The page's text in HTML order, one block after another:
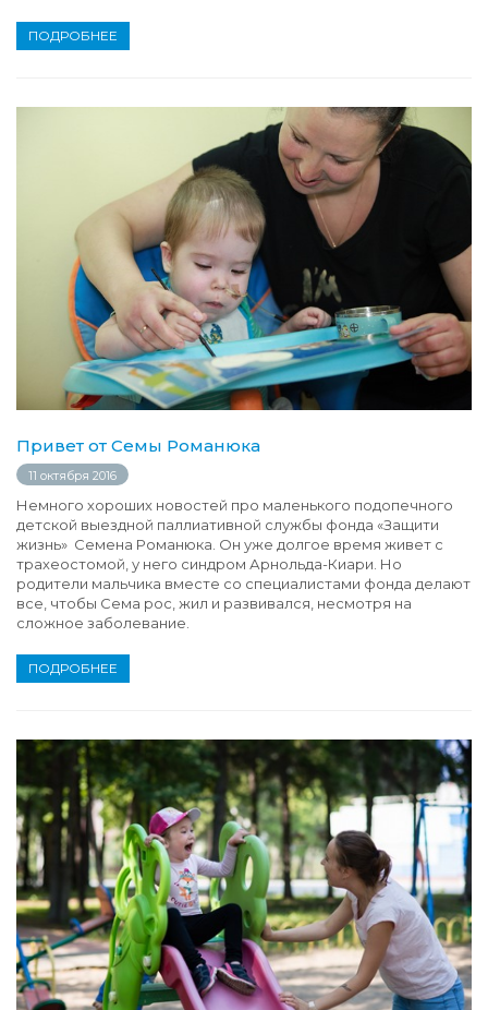
ПОДРОБНЕЕ
Привет от Семы Романюка
11 октября 2016
Немного хороших новостей про маленького подопечного
детской выездной паллиативной службы фонда «Защити
жизнь» Семена Романюка. Он уже долгое время живет с
трахеостомой, у него синдром Арнольда-Киари. Но
родители мальчика вместе со специалистами фонда делают
все, чтобы Сема рос, жил и развивался, несмотря на
сложное заболевание.
ПОДРОБНЕЕ